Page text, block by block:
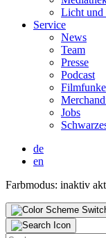
Licht und
Ser­vice
News
Team
Pres­se
Pod­cast
Film­fun­ke
Jobs
de
en
Farbmodus: inaktiv